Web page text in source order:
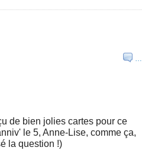
…
de bien jolies cartes pour ce
le 5, Anne-Lise, comme ça,
la question !)